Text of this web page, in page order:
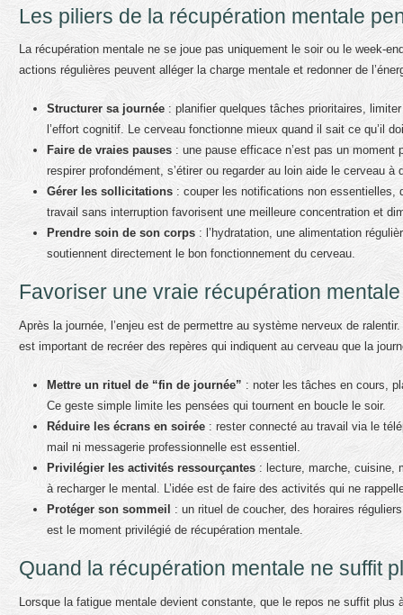
Les piliers de la récupération mentale
La récupération mentale ne se joue pas uniquement le soir ou le week-
actions régulières peuvent alléger la charge mentale et redonner de
Structurer sa journée: planifier quelques tâches prioritaires,
l’effort cognitif. Le cerveau fonctionne mieux quand il sait ce qu’il
Faire de vraies pauses: une pause efficace n’est pas un moment
respirer profondément, s’étirer ou regarder au loin aide le cerveau à
Gérer les sollicitations: couper les notifications non essentielles,
travail sans interruption favorisent une meilleure concentration et
Prendre soin de son corps: l’hydratation, une alimentation
soutiennent directement le bon fonctionnement du cerveau.
Favoriser une vraie récupération
Après la journée, l’enjeu est de permettre au système nerveux de
est important de recréer des repères qui indiquent au cerveau que la
Mettre un rituel de “fin de journée” : noter les tâches en cours,
Ce geste simple limite les pensées qui tournent en boucle le soir.
Réduire les écrans en soirée: rester connecté au travail via le
mail ni messagerie professionnelle est essentiel.
Privilégier les activités ressourçantes: lecture, marche, cuisine,
à recharger le mental. L’idée est de faire des activités qui ne
Protéger son sommeil
: un rituel de coucher, des horaires
est le moment privilégié de récupération mentale.
Quand la récupération mentale ne suffit
Lorsque la fatigue mentale devient constante, que le repos ne suffit